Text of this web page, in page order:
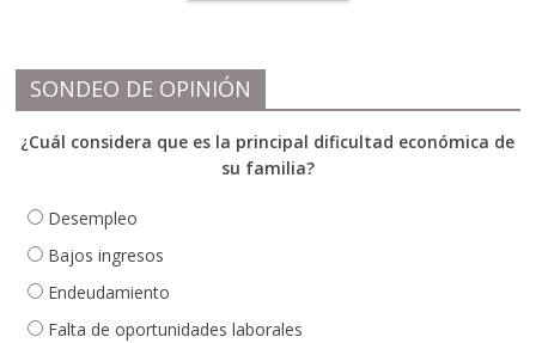
SONDEO DE OPINIÓN
¿Cuál considera que es la principal dificultad económica de
su familia?
Desempleo
Bajos ingresos
Endeudamiento
Falta de oportunidades laborales